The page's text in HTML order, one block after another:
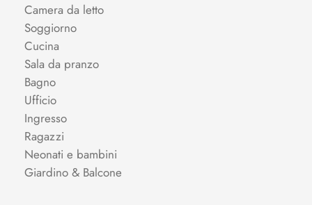
Camera da letto
Soggiorno
Cucina
Sala da pranzo
Bagno
Ufficio
Ingresso
Ragazzi
Neonati e bambini
Giardino & Balcone